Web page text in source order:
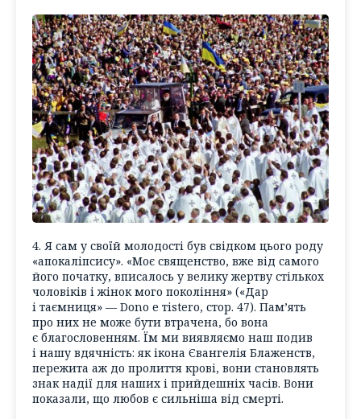
4. Я сам у своїй молодості був свідком цього роду
«апокаліпсису». «Моє священство, вже від самого
його початку, вписалось у велику жертву стількох
чоловіків і жінок мого покоління» («Дар
і таємниця» — Dоnо е тіsterо, стор. 47). Пам’ять
про них не може бути втрачена, бо вона
є благословенням. Їм ми виявляємо наш подив
і нашу вдячність: як ікона Євангелія Блаженств,
пережита аж до пролиття крові, вони становлять
знак надії для наших і прийдешніх часів. Вони
показали, що любов є сильніша від смерті.